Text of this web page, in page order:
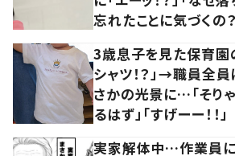
忘れたことに気づくの？
3歳息子を見た保育園
シャツ！？」→職員全
さかの光景に…「そり
るはず」「すげーー！！」
実家解体中…作業員